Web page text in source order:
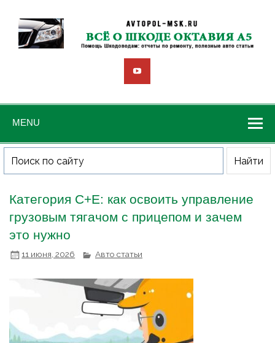
MENU
Категория C+E: как освоить управление
грузовым тягачом с прицепом и зачем
это нужно
11 июня, 2026 Авто статьи